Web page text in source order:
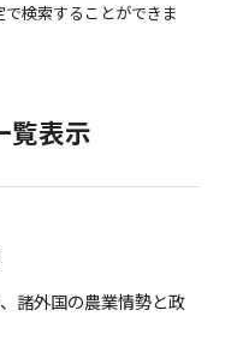
検索することができま
覧表示
諸外国の農業情勢と政